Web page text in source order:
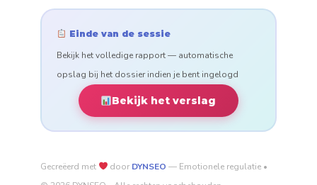
Einde van de sessie
Bekijk het volledige rapport — automatische
opslag bij het dossier indien je bent ingelogd
Bekijk het verslag
Gecreëerd met door DYNSEO — Emotionele regulatie •